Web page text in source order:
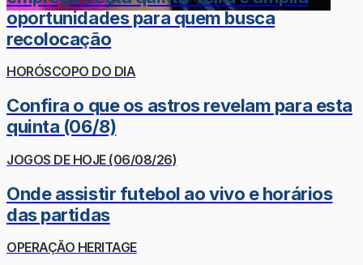
oportunidades para quem busca
recolocação
HORÓSCOPO DO DIA
Confira o que os astros revelam para esta
quinta (06/8)
JOGOS DE HOJE (06/08/26)
Onde assistir futebol ao vivo e horários
das partidas
OPERAÇÃO HERITAGE